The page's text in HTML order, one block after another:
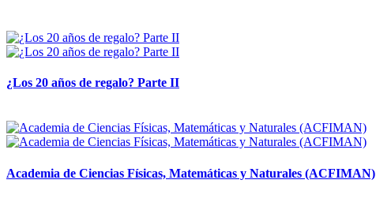
¿Los 20 años de regalo? Parte II
Academia de Ciencias Físicas, Matemáticas y Naturales (ACFIMAN)